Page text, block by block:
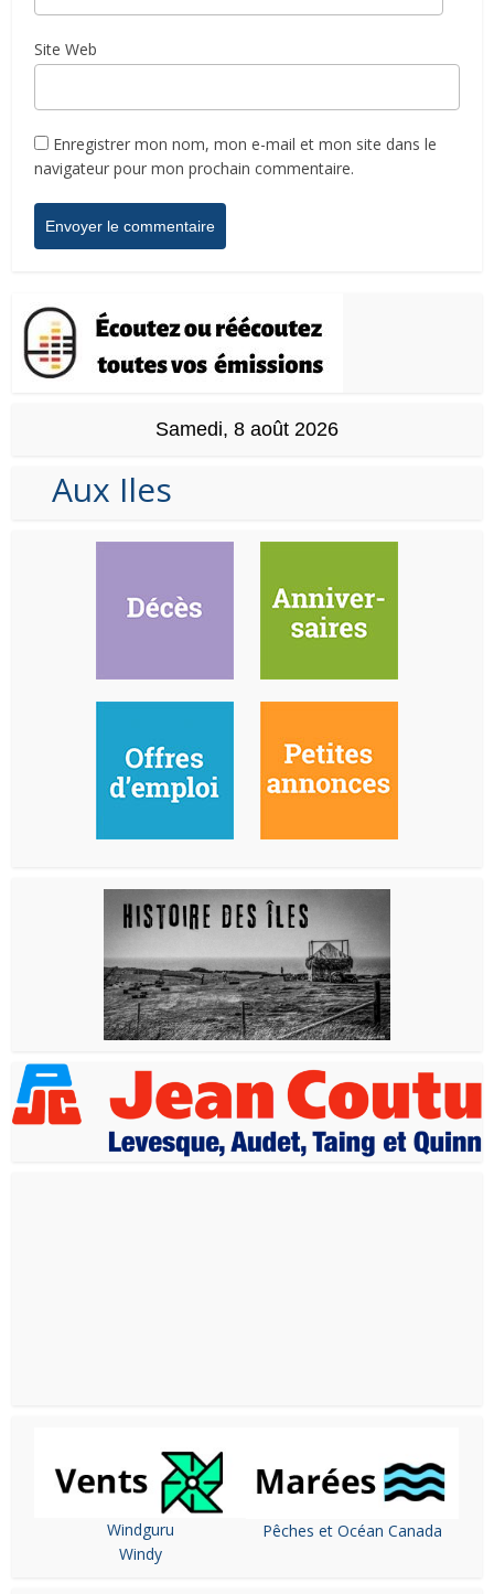
Site Web
Enregistrer mon nom, mon e-mail et mon site dans le
navigateur pour mon prochain commentaire.
Samedi, 8 août 2026
Aux Iles
Windguru
Windy
Pêches et Océan Canada